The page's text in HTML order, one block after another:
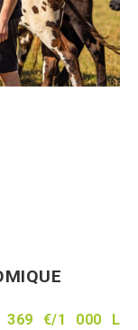
369 €/1 000 L